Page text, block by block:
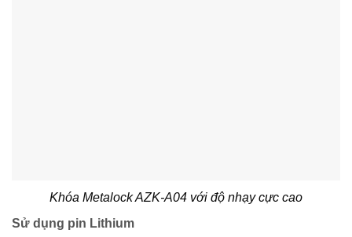
Khóa Metalock AZK-A04 với độ nhạy cực cao
Sử dụng pin Lithium